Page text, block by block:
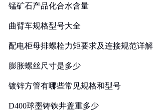
锰矿石产品化合水含量
曲臂车规格型号大全
配电柜母排螺栓力矩要求及连接规范详解
膨胀螺丝尺寸是多少
镀锌方管有哪些常见规格和型号
D400球墨铸铁井盖重多少